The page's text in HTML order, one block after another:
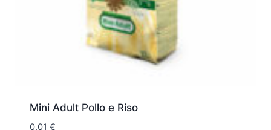
Mini Adult Pollo e Riso
0,01 €